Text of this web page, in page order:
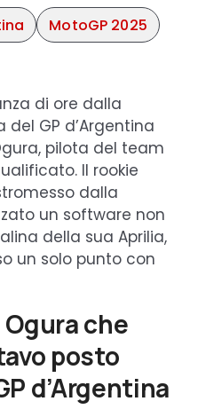
MotoGP 2025
di ore dalla
GP d’Argentina
pilota del team
Il rookie
dalla
un software non
della sua Aprilia,
un solo punto con
che
posto
d’Argentina